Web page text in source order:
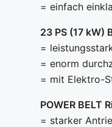
= einfach
23 PS (17 kW)
=
= enorm
= mit Elektro-
POWER BELT
= starker